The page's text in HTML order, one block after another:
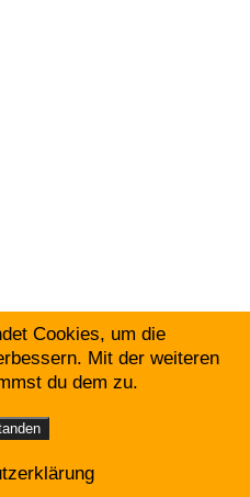
Cookies, um die
Mit der weiteren
du dem zu.